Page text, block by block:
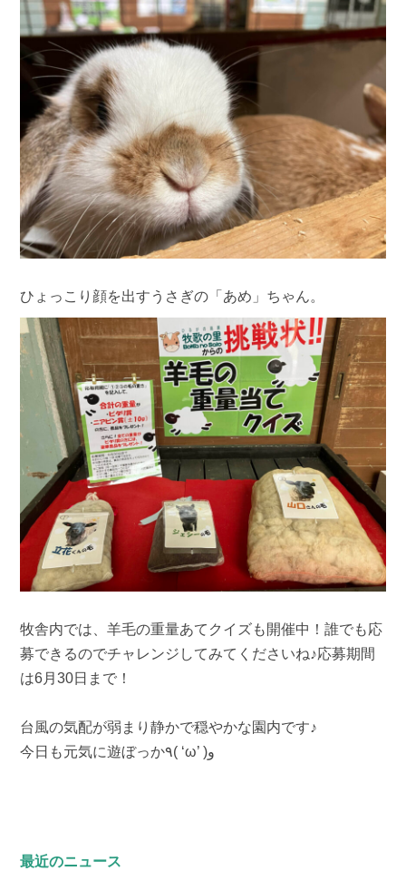
ひょっこり顔を出すうさぎの「あめ」ちゃん。
牧舎内では、羊毛の重量あてクイズも開催中！誰でも応
募できるのでチャレンジしてみてくださいね♪応募期間
は6月30日まで！
台風の気配が弱まり静かで穏やかな園内です♪
今日も元気に遊ぼっか٩( ‘ω’ )و
最近のニュース